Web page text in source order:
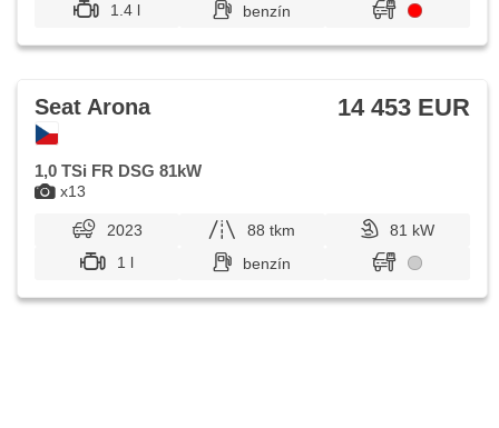
1.4 l
benzín
x13
Seat Arona 14 453 EUR
1,0 TSi FR DSG 81kW
2023 88 tkm
81 kW
1 l
benzín